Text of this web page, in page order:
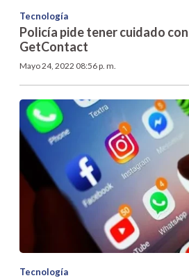
Tecnología
Policía pide tener cuidado
GetContact
Mayo 24, 2022 08:56 p. m.
Tecnología